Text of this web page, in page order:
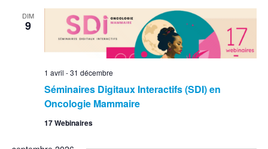
vues
DIM
9
Séminaires Digitaux Interactifs (SDI) en
Oncologie Mammaire
1 avril -31 décembre
17 Webinaires